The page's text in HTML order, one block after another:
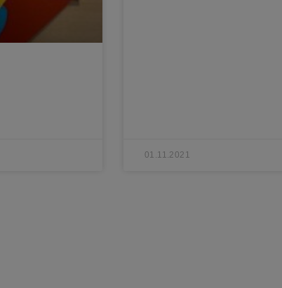
01.11.2021